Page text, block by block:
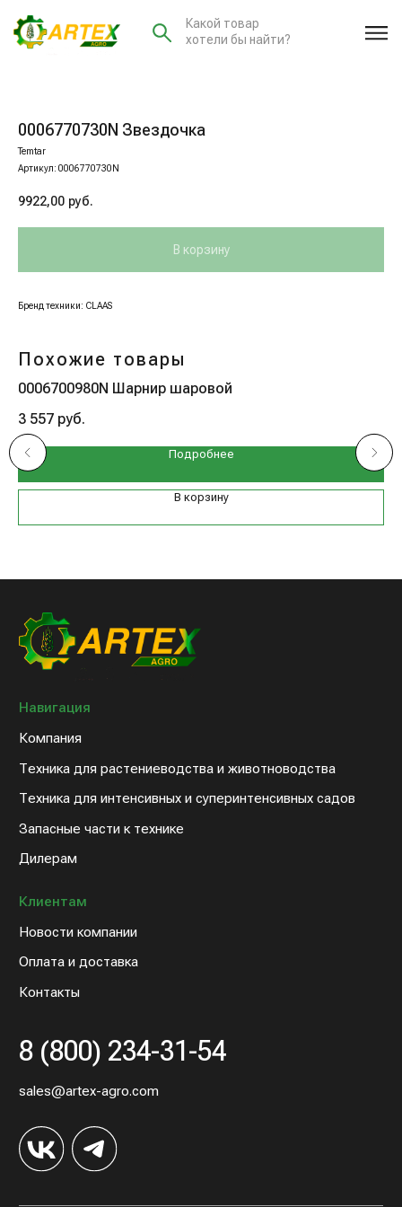
хотели бы найти?
0006770730N Звездочка
Temtar
Артикул: 0006770730N
9922,00 руб.
В корзину
Бренд техники: CLAAS
Похожие товары
0006700980N Шарнир шаровой
3 557 руб.
Подробнее
В корзину
Клиентам
Компания
Новости компании
8 (800) 234-31-54
sales@artex-agro.com
Политика конфедициальности
Дилерам
Контакты